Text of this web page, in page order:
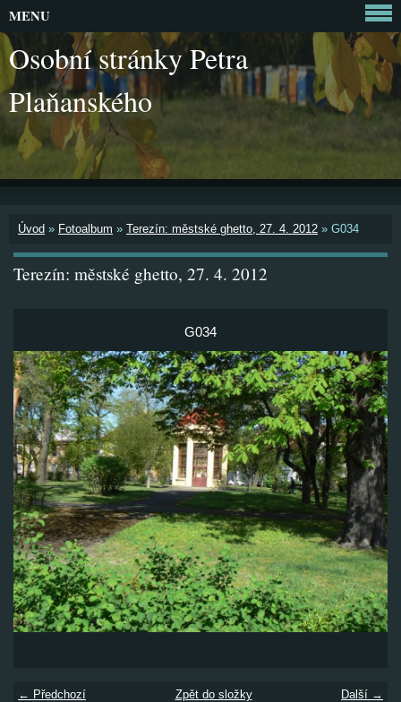
Osobní stránky Petra
Plaňanského
Úvod » Fotoalbum » Terezín: městské ghetto, 27. 4. 2012 » G034
Terezín: městské ghetto, 27. 4. 2012
G034
← Předchozí Další →
Zpět do složky
MENU